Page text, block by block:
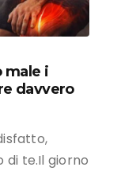
male i
davvero
di te.Il giorno